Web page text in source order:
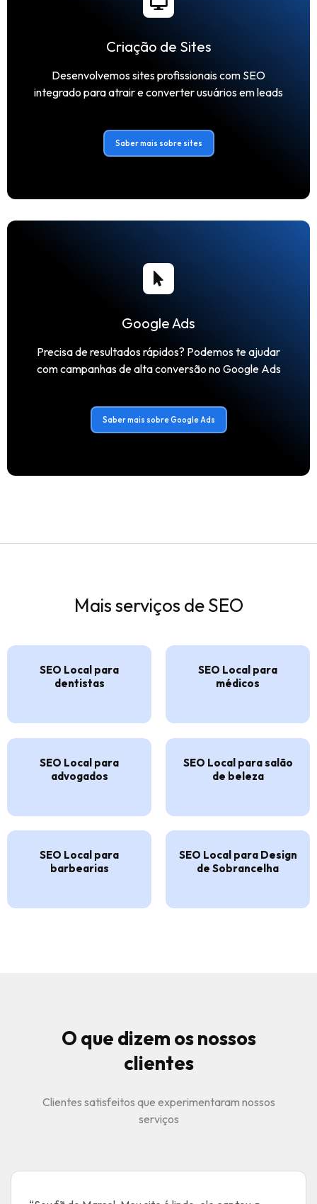
Criação de Sites
Desenvolvemos sites profissionais com SEO
integrado para atrair e converter usuários em leads
Saber mais sobre sites
Google Ads
Precisa de resultados rápidos? Podemos te ajudar
com campanhas de alta conversão no Google Ads
Saber mais sobre Google Ads
Mais serviços de SEO
SEO Local para
dentistas
SEO Local para
médicos
SEO Local para
advogados
SEO Local para salão
de beleza
SEO Local para
barbearias
SEO Local para Design
de Sobrancelha
O que dizem os nossos
clientes
Clientes satisfeitos que experimentaram nossos
serviços